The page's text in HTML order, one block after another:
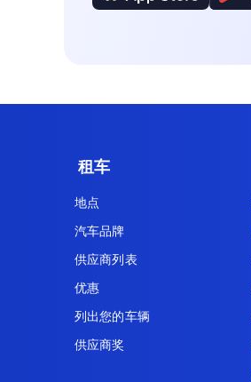
租车
地点
汽车品牌
供应商列表
优惠
列出您的车辆
供应商奖